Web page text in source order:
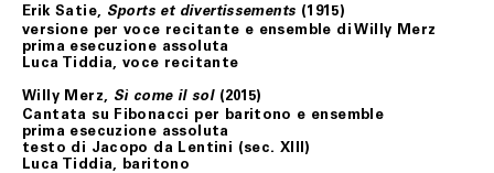
Erik Satie, Sports et divertissements (1915)
versione per voce recitante e ensemble di Willy Merz
prima esecuzione assoluta
Luca Tiddia, voce recitante
Willy Merz,
Sì come il sol(2015)
Cantata su Fibonacci per baritono e ensemble
prima esecuzione assoluta
testo di Jacopo da Lentini (sec. XIII)
Luca Tiddia, baritono